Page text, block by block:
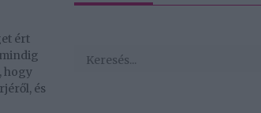
ért
hogy
és